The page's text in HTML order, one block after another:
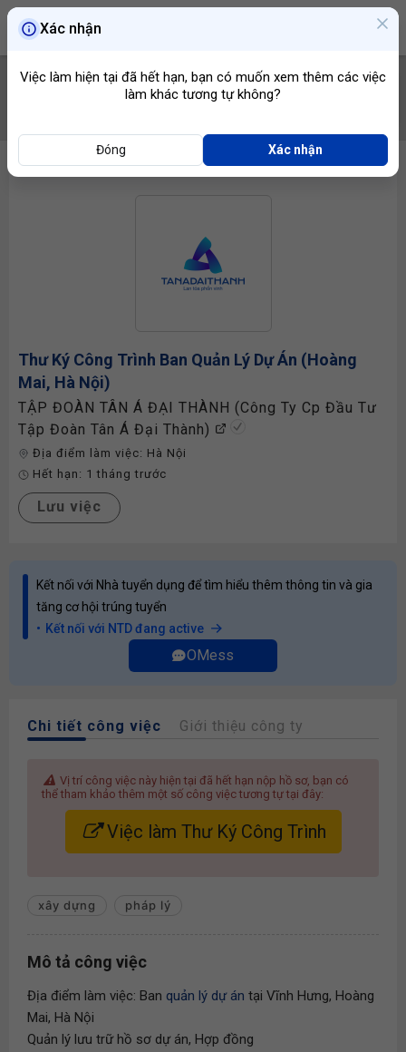
Thư Ký Công Trình Ban Quản Lý Dự Án (Hoàng
Mai, Hà Nội)
TẬP ĐOÀN TÂN Á ĐẠI THÀNH (Công Ty Cp Đầu Tư
Tập Đoàn Tân Á Đại Thành)
Địa điểm làm việc: Hà Nội
Hết hạn: 1 tháng trước
Lưu việc
Kết nối với Nhà tuyển dụng để tìm hiểu thêm thông tin và gia
tăng cơ hội trúng tuyển
Kết nối với NTD đang active
OMess
Chi tiết công việc Giới thiệu công ty
Vị trí công việc này hiện tại đã hết hạn nộp hồ sơ, bạn có
thể tham khảo thêm một số công việc tương tự tại đây:
Việc làm Thư Ký Công Trình
xây dựng pháp lý
Mô tả công việc
Địa điểm làm việc: Ban quản lý dự án tại Vĩnh Hưng, Hoàng
Mai, Hà Nội
Quản lý lưu trữ hồ sơ dự án, Hợp đồng
Xác nhận
Việc làm hiện tại đã hết hạn, bạn có muốn xem thêm các việc
làm khác tương tự không?
Đóng Xác nhận